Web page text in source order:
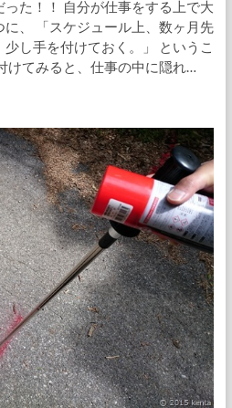
た！！ 自分が仕事をする上で大
、 「スケジュール上、数ヶ月先
し手を付けておく。」 というこ
けてみると、仕事の中に隠れ…